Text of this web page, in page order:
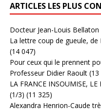
ARTICLES LES PLUS
Docteur Jean-Louis Bellaton
La lettre coup de gueule,
(14 047)
Pour ceux qui le prennent
Professeur Didier Raoult (13
LA FRANCE INSOUMISE,
(1/3) (11 325)
Alexandra Henrion-Caude